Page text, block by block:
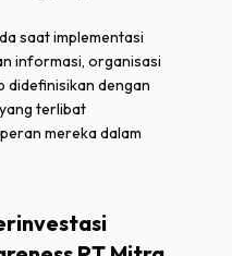
saat implementasi
informasi, organisasi
didefinisikan dengan
terlibat
mereka dalam